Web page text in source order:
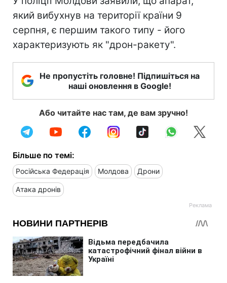
який вибухнув на території країни 9
серпня, є першим такого типу - його
характеризують як "дрон-ракету".
Не пропустіть головне! Підпишіться на
наші оновлення в Google!
Або читайте нас там, де вам зручно!
Більше по темі:
Російська Федерація Молдова Дрони
Атака дронів